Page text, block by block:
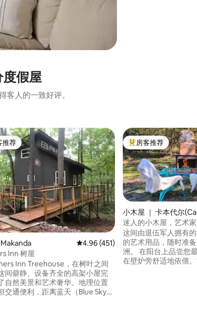
假屋
客人的一致好评。
5 分），共 154 条评价
房客推荐」
推荐
平均评分 4.96 分（满分 5 分），共
4.96 (451)
Inn 树屋
Inn Treehouse，在树叶之间
间僻静、设备齐全的高架小屋完
自然美景和艺术奢华。地理位置
交通便利，距离蓝天（Blue Sky）
热门「房客推荐」
房客推荐
小木屋 ｜ 卡本代尔
ale)
迷人的小木屋，艺术
这间由退伍军人拥有
的艺术用品，随时准
洲。 在阳台上品尝您
在壁炉旁舒适地依偎